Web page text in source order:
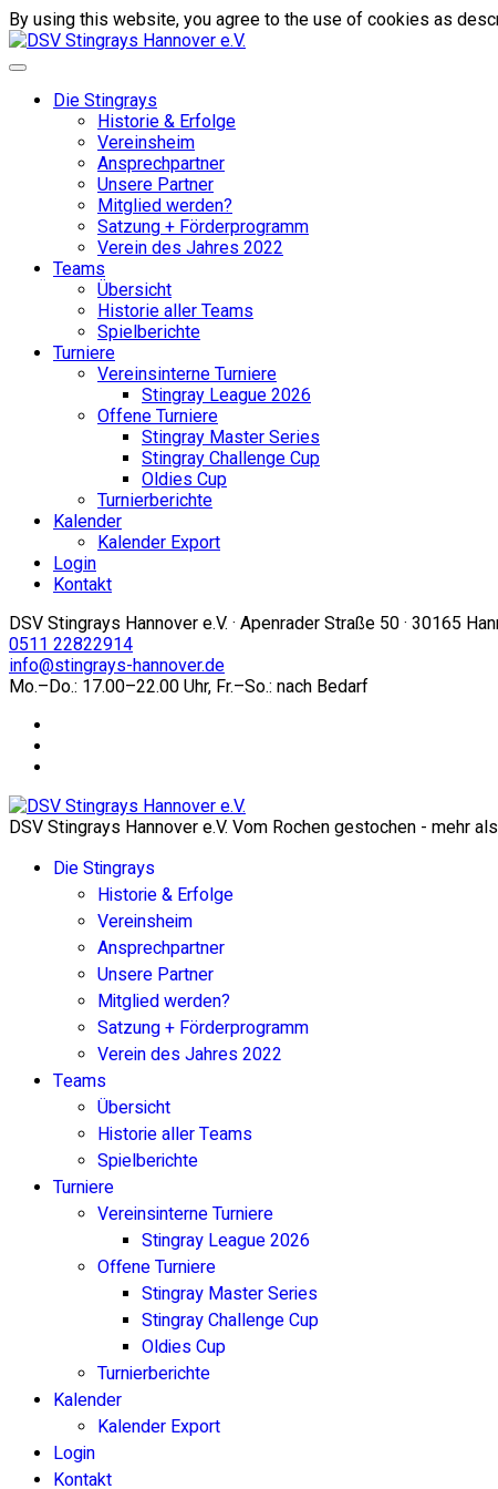
By using this website, you agree to the use of cookies as
Die Stingrays
Historie & Erfolge
Vereinsheim
Ansprechpartner
Unsere Partner
Mitglied werden?
Satzung + Förderprogramm
Verein des Jahres 2022
Teams
Übersicht
Historie aller Teams
Spielberichte
Turniere
Vereinsinterne Turniere
Stingray League 2026
Offene Turniere
Stingray Master Series
Stingray Challenge Cup
Oldies Cup
Turnierberichte
Kalender
Kalender Export
Login
Kontakt
DSV Stingrays Hannover e.V. · Apenrader Straße 50 · 30165
0511 22822914
info@stingrays-hannover.de
Mo.–Do.: 17.00–22.00 Uhr, Fr.–So.: nach Bedarf
DSV Stingrays Hannover e.V. Vom Rochen gestochen - mehr
Die Stingrays
Historie & Erfolge
Vereinsheim
Ansprechpartner
Unsere Partner
Mitglied werden?
Satzung + Förderprogramm
Verein des Jahres 2022
Teams
Übersicht
Historie aller Teams
Spielberichte
Turniere
Vereinsinterne Turniere
Stingray League 2026
Offene Turniere
Stingray Master Series
Stingray Challenge Cup
Oldies Cup
Turnierberichte
Kalender
Kalender Export
Login
Kontakt